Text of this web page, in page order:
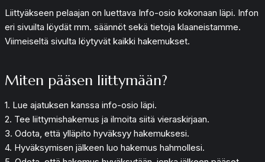
Liittyäkseen pelaajan on luettava Info-osio kokonaan läpi. Infon
eri sivuilta löydät mm. säännöt sekä tietoja klaaneistamme.
Viimeiseltä sivulta löytyvät kaikki hakemukset.
Miten pääsen liittymään?
1. Lue ajatuksen kanssa info-osio läpi.
2. Tee liittymishakemus ja ilmoita siitä vieraskirjaan.
3. Odota, että ylläpito hyväksyy hakemuksesi.
4. Hyväksymisen jälkeen luo hakemus hahmollesi.